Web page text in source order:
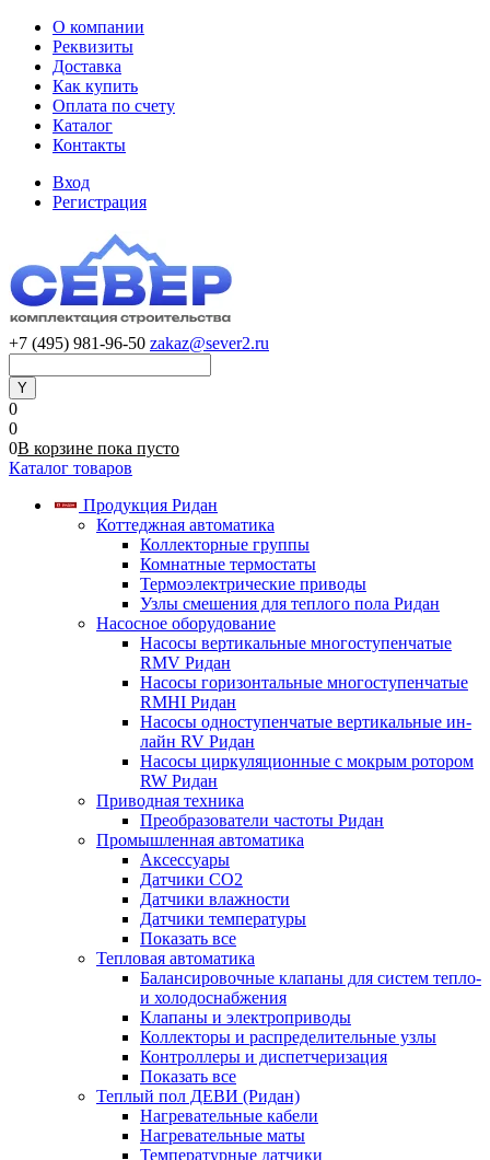
О компании
Реквизиты
Доставка
Как купить
Оплата по счету
Каталог
Контакты
Вход
Регистрация
+7 (495) 981-96-50 zakaz@sever2.ru
0
0
0В корзине пока пусто
Каталог товаров
Продукция Ридан
Коттеджная автоматика
Коллекторные группы
Комнатные термостаты
Термоэлектрические приводы
Узлы смешения для теплого пола Ридан
Насосное оборудование
Насосы вертикальные многоступенчатые
RMV Ридан
Насосы горизонтальные многоступенчатые
RMHI Ридан
Насосы одноступенчатые вертикальные ин-
лайн RV Ридан
Насосы циркуляционные с мокрым ротором
RW Ридан
Приводная техника
Преобразователи частоты Ридан
Промышленная автоматика
Аксессуары
Датчики CO2
Датчики влажности
Датчики температуры
Показать все
Тепловая автоматика
Балансировочные клапаны для систем тепло-
и холодоснабжения
Клапаны и электроприводы
Коллекторы и распределительные узлы
Контроллеры и диспетчеризация
Показать все
Теплый пол ДЕВИ (Ридан)
Нагревательные кабели
Нагревательные маты
Температурные датчики